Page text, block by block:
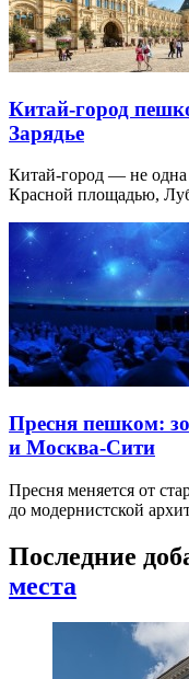
Китай-город
Зарядье
Китай-город — не одна
Красной площадью,
Пресня пешком:
и Москва-Сити
Пресня меняется от
до модернистской
Последние
места